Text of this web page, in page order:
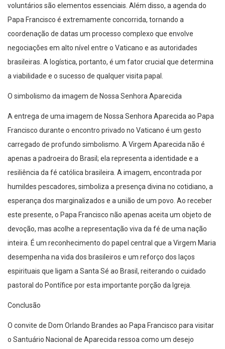
voluntários são elementos essenciais. Além disso, a agenda do
Papa Francisco é extremamente concorrida, tornando a
coordenação de datas um processo complexo que envolve
negociações em alto nível entre o Vaticano e as autoridades
brasileiras. A logística, portanto, é um fator crucial que determina
a viabilidade e o sucesso de qualquer visita papal.
O simbolismo da imagem de Nossa Senhora Aparecida
A entrega de uma imagem de Nossa Senhora Aparecida ao Papa
Francisco durante o encontro privado no Vaticano é um gesto
carregado de profundo simbolismo. A Virgem Aparecida não é
apenas a padroeira do Brasil; ela representa a identidade e a
resiliência da fé católica brasileira. A imagem, encontrada por
humildes pescadores, simboliza a presença divina no cotidiano, a
esperança dos marginalizados e a união de um povo. Ao receber
este presente, o Papa Francisco não apenas aceita um objeto de
devoção, mas acolhe a representação viva da fé de uma nação
inteira. É um reconhecimento do papel central que a Virgem Maria
desempenha na vida dos brasileiros e um reforço dos laços
espirituais que ligam a Santa Sé ao Brasil, reiterando o cuidado
pastoral do Pontífice por esta importante porção da Igreja.
Conclusão
O convite de Dom Orlando Brandes ao Papa Francisco para visitar
o Santuário Nacional de Aparecida ressoa como um desejo